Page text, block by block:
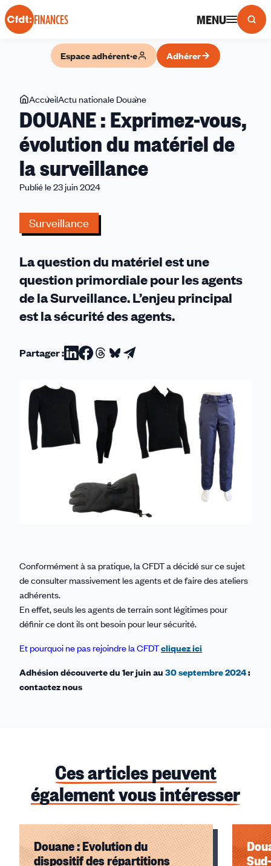
Panneau de gestion des cookies
FINANCES MENU
Espace adhérent·e Adhérer
Vous
êtes
ici
AccueilActu nationale Douane
:
Exprimez-
vous,
évolution
DOUANE : Exprimez-vous,
évolution du matériel de
la surveillance
Publié le 23 juin 2024
Surveillance
La question du matériel est une
question primordiale pour les agents
de la Surveillance. L’enjeu principal
est la sécurité des agents.
Partager :Partager
Linkedin
Partager
Facebook
Partager
Threads
Partager
Bluesky
Partager
email
Conformément à sa pratique, la CFDT a décidé sur ce sujet
de consulter massivement les agents et de faire des ateliers
adhérents.
En effet, seuls les agents de terrain sont légitimes pour
définir ce dont ils ont besoin pour leur sécurité.
Et pourquoi ne pas rejoindre la CFDTcliquez ici
Adhésion découverte du 1er juin au 30 septembre 2024:
contactez nous
Ces articles peuvent
également vous intéresser
Douane : Evolution du
dispositif des répartitions